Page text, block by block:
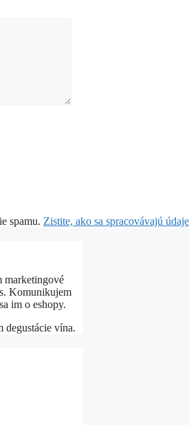
spamu. Zistite, ako sa spracovávajú
marketingové
Komunikujem
im o eshopy.
degustácie vína.